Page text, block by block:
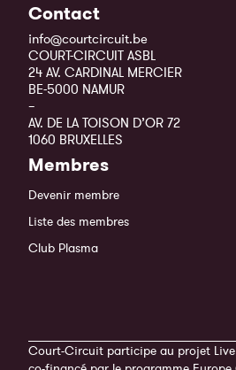
Contact
info@courtcircuit.be
COURT-CIRCUIT ASBL
24 AV. CARDINAL MERCIER
BE-5000 NAMUR
–
AV. DE LA TOISON D’OR 72
1060 BRUXELLES
Membres
Devenir membre
Liste des membres
Club Plasma
Court-Circuit participe au projet Live